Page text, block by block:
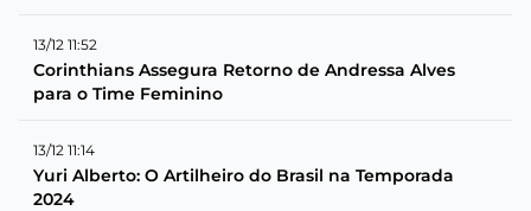
13/12 11:52
Corinthians Assegura Retorno de Andressa Alves
para o Time Feminino
13/12 11:14
Yuri Alberto: O Artilheiro do Brasil na Temporada
2024